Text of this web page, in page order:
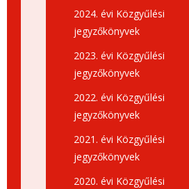
2024. évi Közgyűlési
jegyzőkönyvek
2023. évi Közgyűlési
jegyzőkönyvek
2022. évi Közgyűlési
jegyzőkönyvek
2021. évi Közgyűlési
jegyzőkönyvek
2020. évi Közgyűlési